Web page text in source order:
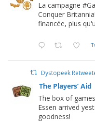
La campagne
Conquer
financée, plus
Dystopeek
The Players’ Aid
The box of
Essen arrived
goodness!